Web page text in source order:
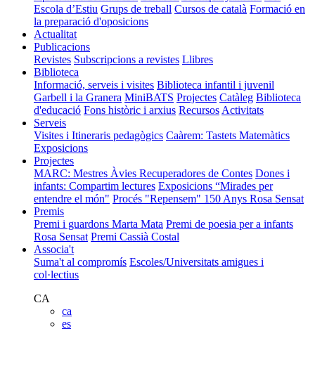
Escola d’Estiu Grups de treball Cursos de català Formació en
la preparació d'oposicions
Actualitat
Publicacions
Revistes Subscripcions a revistes Llibres
Biblioteca
Informació, serveis i visites Biblioteca infantil i juvenil
Garbell i la Granera MiniBATS Projectes Catàleg Biblioteca
d'educació Fons històric i arxius Recursos Activitats
Serveis
Visites i Itineraris pedagògics Caàrem: Tastets Matemàtics
Exposicions
Projectes
MARC: Mestres Àvies Recuperadores de Contes Dones i
infants: Compartim lectures Exposicions “Mirades per
entendre el món" Procés "Repensem" 150 Anys Rosa Sensat
Premis
Premi i guardons Marta Mata Premi de poesia per a infants
Rosa Sensat Premi Cassià Costal
Associa't
Suma't al compromís Escoles/Universitats amigues i
col·lectius
CA
ca
es